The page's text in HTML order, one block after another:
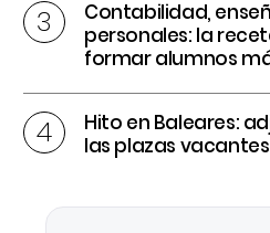
Contabilidad,
personales: la
formar alumnos
Hito en Baleares:
las plazas